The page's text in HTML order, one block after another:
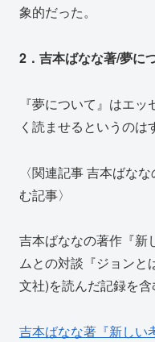
象的だった。
2．吉本ばなな著/夢に
『夢について』はエ
く読ませるというのは
〈関連記事 吉本ばな
む記事〉
吉本ばななの著作『新
ムとの対談『ジョンと
文社)を読んだ記録を
吉本ばなな著『新しい